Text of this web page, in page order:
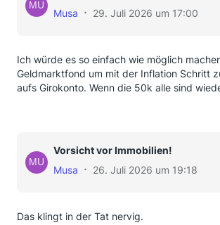
Musa
29. Juli 2026 um 17:00
Ich würde es so einfach wie möglich
Geldmarktfond um mit der Inflation Schritt
aufs Girokonto. Wenn die 50k alle sind
Vorsicht vor Immobilien!
Musa
26. Juli 2026 um 19:18
Das klingt in der Tat nervig.